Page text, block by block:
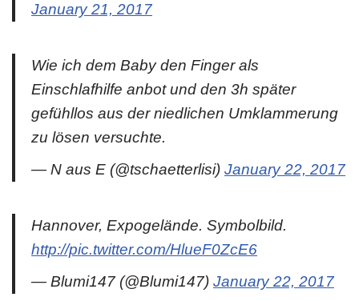
January 21, 2017
Wie ich dem Baby den Finger als
Einschlafhilfe anbot und den 3h später
gefühllos aus der niedlichen Umklammerung
zu lösen versuchte.
— N aus E (@tschaetterlisi) January 22, 2017
Hannover, Expogelände. Symbolbild.
http://pic.twitter.com/HlueF0ZcE6
— Blumi147 (@Blumi147) January 22, 2017